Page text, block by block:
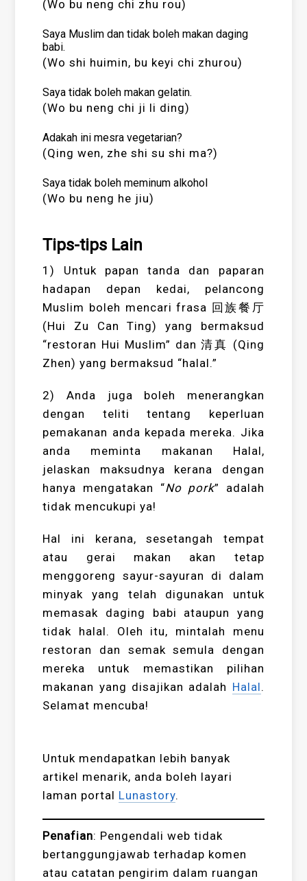
(Wo bu neng chi zhu rou)
Saya Muslim dan tidak boleh makan daging
babi.
(Wo shi huimin, bu keyi chi zhurou)
Saya tidak boleh makan gelatin.
(Wo bu neng chi ji li ding)
Adakah ini mesra vegetarian?
(Qing wen, zhe shi su shi ma?)
Saya tidak boleh meminum alkohol
(Wo bu neng he jiu)
Tips-tips Lain
1) Untuk papan tanda dan paparan
hadapan depan kedai, pelancong
Muslim boleh mencari frasa 回族餐厅
(Hui Zu Can Ting) yang bermaksud
“restoran Hui Muslim” dan 清真 (Qing
Zhen) yang bermaksud “halal.”
2) Anda juga boleh menerangkan
dengan teliti tentang keperluan
pemakanan anda kepada mereka. Jika
anda meminta makanan Halal,
jelaskan maksudnya kerana dengan
hanya mengatakan “No pork” adalah
tidak mencukupi ya!
Hal ini kerana, sesetangah tempat
atau gerai makan akan tetap
menggoreng sayur-sayuran di dalam
minyak yang telah digunakan untuk
memasak daging babi ataupun yang
tidak halal. Oleh itu, mintalah menu
restoran dan semak semula dengan
mereka untuk memastikan pilihan
makanan yang disajikan adalah Halal.
Selamat mencuba!
Untuk mendapatkan lebih banyak
artikel menarik, anda boleh layari
laman portal Lunastory.
Penafian: Pengendali web tidak
bertanggungjawab terhadap komen
atau catatan pengirim dalam ruangan